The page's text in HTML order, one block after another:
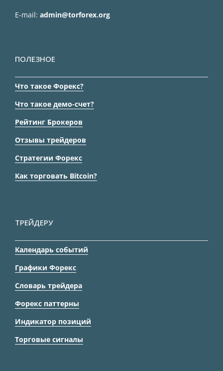
E-mail: admin@torforex.org
ПОЛЕЗНОЕ
Что такое Форекс?
Что такое демо-счет?
Рейтинг Брокеров
Отзывы трейдеров
Стратегии Форекс
Как торговать Bitcoin?
ТРЕЙДЕРУ
Календарь событий
Графики Форекс
Словарь трейдера
Форекс паттерны
Индикатор позиций
Торговые сигналы